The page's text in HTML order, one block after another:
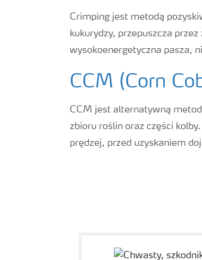
Crimping jest metodą
kukurydzy, przepuszcza
wysokoenergetyczna pasza,
CCM (Corn
CCM jest alternatywną
zbioru roślin oraz części
prędzej, przed uzyskaniem